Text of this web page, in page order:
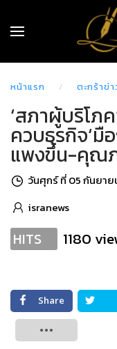
หน้าแรก ตะกร้าข่า
‘สภาผู้บริโภ
ควบธุรกิจ‘มื
แพงขึ้น-คุณ
วันศุกร์ ที่ 05 กันยาย
isranews
HITS 1180
Share